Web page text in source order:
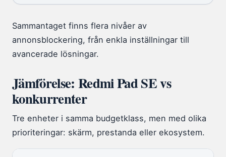
Sammantaget finns flera nivåer av
annonsblockering, från enkla inställningar till
avancerade lösningar.
Jämförelse: Redmi Pad SE vs
konkurrenter
Tre enheter i samma budgetklass, men med olika
prioriteringar: skärm, prestanda eller ekosystem.